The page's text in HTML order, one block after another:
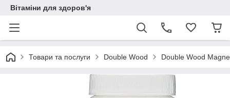
Вітаміни для здоров'я
Товари та послуги Double Wood Double Wood